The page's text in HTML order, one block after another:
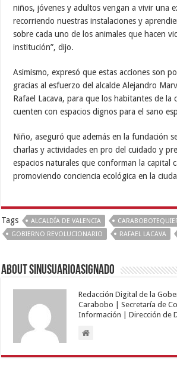
niños, jóvenes y adultos vengan a vivir una
recorriendo nuestras instalaciones y
sobre cada uno de los animales que hacen
institución”, dijo.
Asimismo, expresó que estas acciones son
gracias al esfuerzo del alcalde Alejandro
Rafael Lacava, para que los habitantes de la
cuenten con espacios dignos para el sano
Niño, aseguró que además en la fundación
charlas y actividades en pro del cuidado y
espacios naturales que conforman la capital
promoviendo conciencia ecológica en la
Tags ALCALDÍA DE VALENCIA
GOBIERNO REVOLUCIONARIO
RAFAEL LACAVA
About sinusuarioasignado
Redacción Digital de la
Carabobo | Secretaría de
Información | Dirección de